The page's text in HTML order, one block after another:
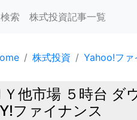
検索 株式投資記事一覧
株式投資 Yahoo!ファ
Ｙ他市場 ５時台
ファイナンス